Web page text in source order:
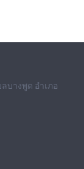
บางพูด อำเภอ